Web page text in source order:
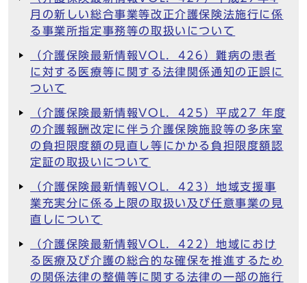
月の新しい総合事業等改正介護保険法施行に係
る事業所指定事務等の取扱いについて
（介護保険最新情報VOL．426）難病の患者
に対する医療等に関する法律関係通知の正誤に
ついて
（介護保険最新情報VOL．425）平成27 年度
の介護報酬改定に伴う介護保険施設等の多床室
の負担限度額の見直し等にかかる負担限度額認
定証の取扱いについて
（介護保険最新情報VOL．423）地域支援事
業充実分に係る上限の取扱い及び任意事業の見
直しについて
（介護保険最新情報VOL．422）地域におけ
る医療及び介護の総合的な確保を推進するため
の関係法律の整備等に関する法律の一部の施行